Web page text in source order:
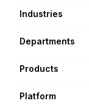
Industries
Departments
Products
Platform